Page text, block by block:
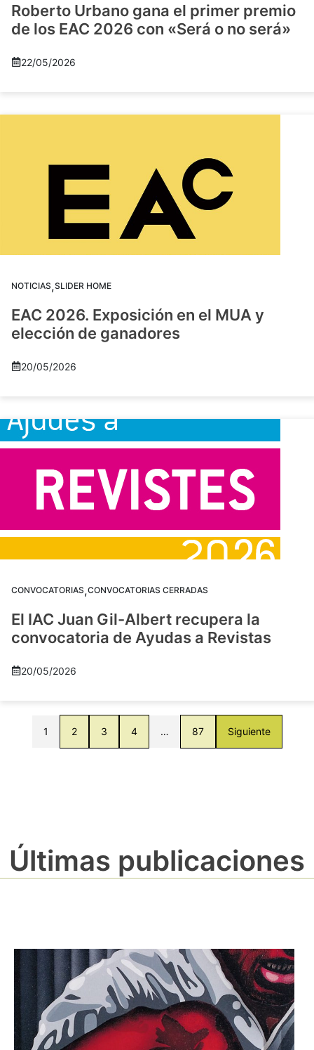
Roberto Urbano gana el primer premio
de los EAC 2026 con «Será o no será»
22/05/2026
NOTICIAS,SLIDER HOME
EAC 2026. Exposición en el MUA y
elección de ganadores
20/05/2026
CONVOCATORIAS,CONVOCATORIAS CERRADAS
El IAC Juan Gil-Albert recupera la
convocatoria de Ayudas a Revistas
20/05/2026
1 2 3 4 … 87 Siguiente
Últimas publicaciones